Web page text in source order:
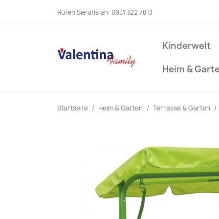
Rufen Sie uns an: 0931 322 78 0
Kinderwelt
Heim &
Startseite Heim & Garten Terrasse & Garten